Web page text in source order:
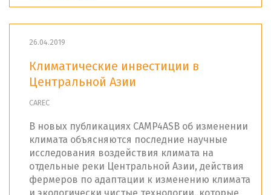
26.04.2019
Климатические инвестиции в
Центральной Азии
CAREC
В новых публикациях CAMP4ASB об изменении
климата объясняются последние научные
исследования воздействия климата на
отдельные реки Центральной Азии, действия
фермеров по адаптации к изменению климата